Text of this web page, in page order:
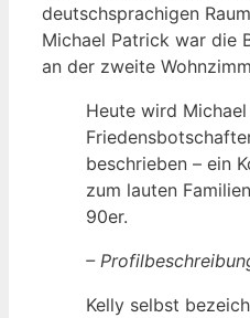
deutschsprachigen
Michael Patrick war die
an der zweite
Heute wird
beschrieben – ein
zum lauten
90er.
–
Kelly selbst